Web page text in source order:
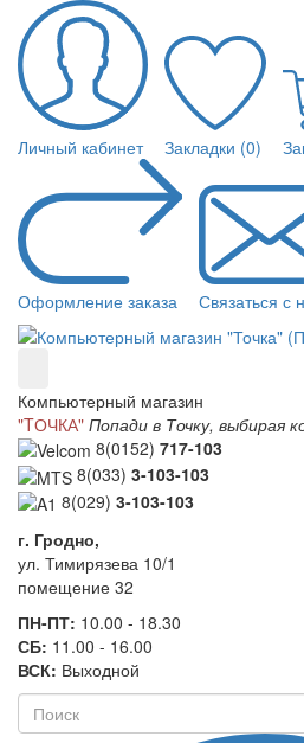
Личный кабинет Закладки (0)
Оформление заказа Связаться с
Компьютерный магазин
"TОЧКА" Попади в Точку, выбирая
8(0152) 717-103
8(033) 3-103-103
8(029) 3-103-103
г. Гродно,
ул. Тимирязева 10/1
помещение 32
ПН-ПТ: 10.00 - 18.30
СБ: 11.00 - 16.00
ВСК: Выходной